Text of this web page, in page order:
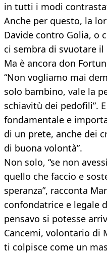
in tutti i modi
Anche per questo, la
Davide contro Golia, o
ci sembra di svuotare il
Ma è ancora don
“Non vogliamo mai
solo bambino, vale la
schiavitù dei pedofili”.
fondamentale e
di un prete, anche dei
di buona volontà”.
Non solo, “se non
quello che faccio e
speranza”, racconta
confondatrice e legale
pensavo si potesse
Cancemi, volontario di
ti colpisce come un